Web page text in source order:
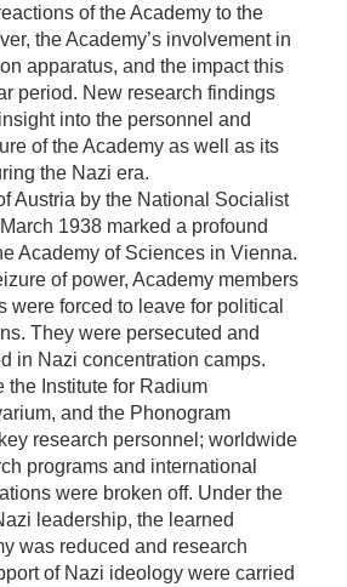
of the Academy to the
the Academy’s involvement in
apparatus, and the impact this
period. New research findings
into the personnel and
of the Academy as well as its
the Nazi era.
Austria by the National Socialist
1938 marked a profound
Academy of Sciences in Vienna.
of power, Academy members
were forced to leave for political
They were persecuted and
in Nazi concentration camps.
the Institute for Radium
and the Phonogram
research personnel; worldwide
programs and international
were broken off. Under the
leadership, the learned
was reduced and research
of Nazi ideology were carried